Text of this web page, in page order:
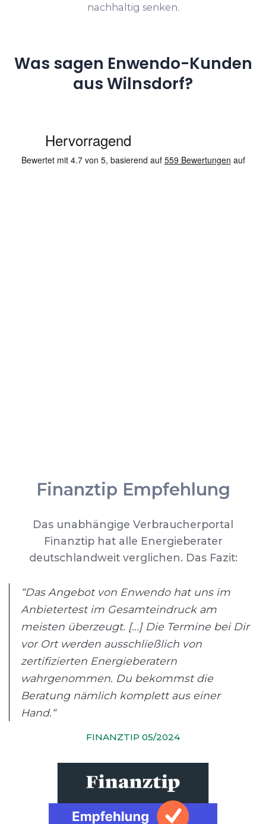
nachhaltig senken.
Was sagen Enwendo-Kunden
aus Wilnsdorf?
Finanztip Empfehlung
Das unabhängige Verbraucherportal
Finanztip hat alle Energieberater
deutschlandweit verglichen. Das Fazit:
“Das Angebot von Enwendo hat uns im
Anbietertest im Gesamteindruck am
meisten überzeugt. [...] Die Termine bei Dir
vor Ort werden ausschließlich von
zertifizierten Energieberatern
wahrgenommen. Du bekommst die
Beratung nämlich komplett aus einer
Hand.“
FINANZTIP 05/2024